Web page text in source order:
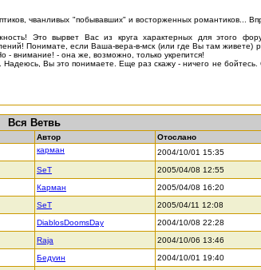
чванливых "побывавших" и восторженных романтиков...
Это вырвет Вас из круга характерных для этого
Понимате, если Ваша-вера-в-мск (или где Вы там живете)
- внимание! - она же, возможно, только укрепится!
Надеюсь, Вы это понимаете. Еще раз скажу - ничего не
Вся Ветвь
Автор
Отослано
карман 2004/10/01 15:35
SeT 2005/04/08 12:55
Карман 2005/04/08 16:20
SeT 2005/04/11 12:08
DiablosDoomsDay 2004/10/08 22:28
Raja 2004/10/06 13:46
Бедуин 2004/10/01 19:40